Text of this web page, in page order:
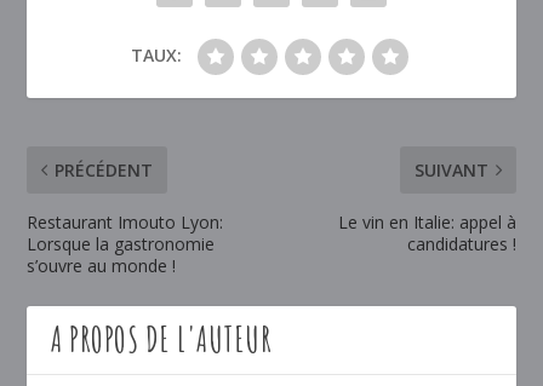
TAUX:
PRÉCÉDENT
Restaurant Imouto Lyon:
Lorsque la gastronomie
s’ouvre au monde !
SUIVANT
Le vin en Italie: appel à
candidatures !
A PROPOS DE L'AUTEUR